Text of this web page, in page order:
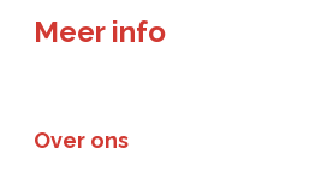
Meer info
Over ons